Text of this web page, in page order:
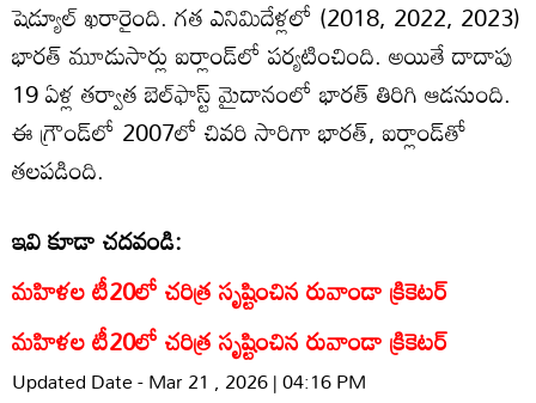
షెడ్యూల్‌ ఖరారైంది. గత ఎనిమిదేళ్లలో (2018, 2022, 2023)
భారత్ మూడుసార్లు ఐర్లాండ్‌లో పర్యటించింది. అయితే దాదాపు
19 ఏళ్ల తర్వాత బెల్‌ఫాస్ట్‌ మైదానంలో భారత్ తిరిగి ఆడనుంది.
ఈ గ్రౌండ్‌లో 2007లో చివరి సారిగా భారత్, ఐర్లాండ్‌తో
తలపడింది.
ఇవి కూడా చదవండి:
మహిళల టీ20లో చరిత్ర సృష్టించిన రువాండా క్రికెటర్
మహిళల టీ20లో చరిత్ర సృష్టించిన రువాండా క్రికెటర్
Updated Date - Mar 21 , 2026 | 04:16 PM